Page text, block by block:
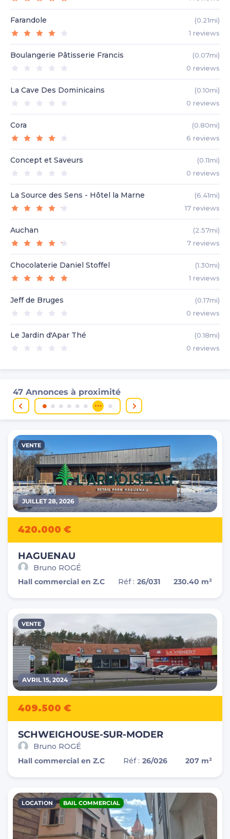
Farandole
(0.21mi)
1 reviews
Boulangerie Pâtisserie Francis
(0.07mi)
0 reviews
La Cave Des Dominicains
(0.10mi)
0 reviews
Cora
(0.80mi)
6 reviews
Concept et Saveurs
(0.11mi)
0 reviews
La Source des Sens - Hôtel la Marne
(6.41mi)
17 reviews
Auchan
(2.57mi)
7 reviews
Chocolaterie Daniel Stoffel
(1.30mi)
1 reviews
Jeff de Bruges
(0.17mi)
0 reviews
Le Jardin d'Apar Thé
(0.18mi)
0 reviews
47 Annonces à proximité
VENTE
JUILLET 28, 2026
420.000 €
HAGUENAU
Bruno ROGÉ
Hall commercial en Z.C
Réf : 26/031 230.40 m²
VENTE
AVRIL 15, 2024
409.500 €
SCHWEIGHOUSE-SUR-MODER
Bruno ROGÉ
Hall commercial en Z.C
Réf : 26/026 207 m²
LOCATION BAIL COMMERCIAL